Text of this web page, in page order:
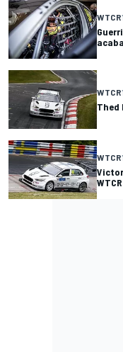
WTCR
WTCR
Thed
WTCR